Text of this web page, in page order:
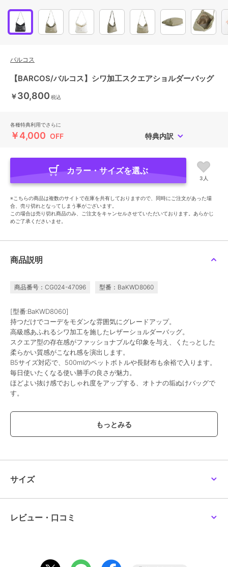
バルコス
【BARCOS/バルコス】シワ加工スクエアショルダーバッグ
￥30,800 税込
各種特典利用でさらに
￥4,000 OFF 特典内訳
カラー・サイズを選ぶ
3人
※こちらの商品は複数のサイトで在庫を共有しておりますので、同時にご注文があった場
合、売り切れとなってしまう事がございます。
この場合は売り切れ商品のみ、ご注文をキャンセルさせていただいております。あらかじ
めご了承くださいませ。
商品説明
商品番号：CG024-47096 型番：BaKWD8060
[型番:BaKWD8060]
持つだけでコーデをモダンな雰囲気にグレードアップ。
高級感あふれるシワ加工を施したレザーショルダーバッグ。
スクエア型の存在感がファッショナブルな印象を与え、くたっとした
柔らかい質感がこなれ感を演出します。
B5サイズ対応で、500mlのペットボトルや長財布も余裕で入ります。
毎日使いたくなる使い勝手の良さが魅力。
ほどよい抜け感でおしゃれ度をアップする、オトナの垢ぬけバッグで
す。
【BARCOS/バルコス】
バルコスは、『現代女性のライフシーンを美しく、豊かにする』をコ
ンセプトにした、バッグ・革小物ブランドです。タイムレスから最新
【備考】内部：ファスナーポケット×1 外部：- 付属品：-
サイズ
レビュー・口コミ